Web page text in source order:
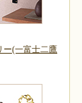
ー(一富士二鷹